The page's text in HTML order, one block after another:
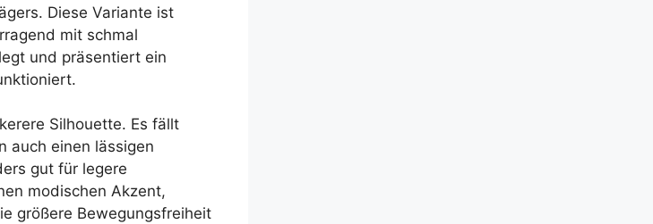
Diese Variante ist
mit schmal
und präsentiert ein
Silhouette. Es fällt
auch einen lässigen
gut für legere
modischen Akzent,
größere Bewegungsfreiheit